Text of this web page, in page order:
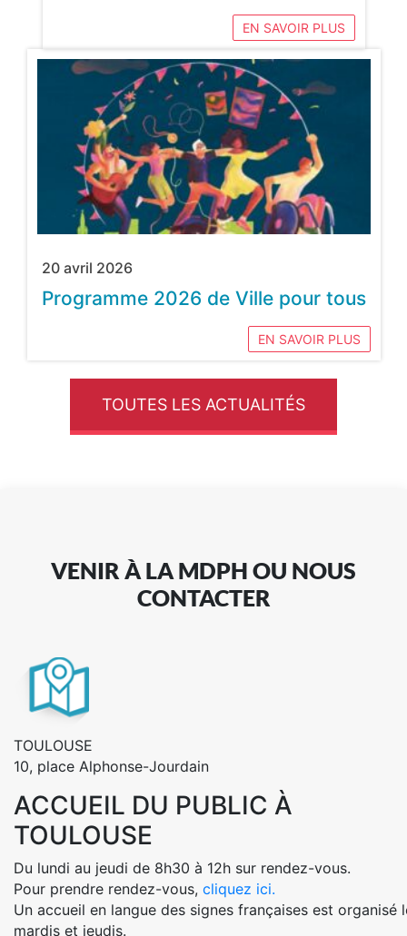
EN SAVOIR PLUS
20 avril 2026
Programme 2026 de Ville pour tous
EN SAVOIR PLUS
TOUTES LES ACTUALITÉS
VENIR À LA MDPH OU NOUS
CONTACTER
TOULOUSE
10, place Alphonse-Jourdain
ACCUEIL DU PUBLIC À
TOULOUSE
Du lundi au jeudi de 8h30 à 12h sur rendez-vous.
Pour prendre rendez-vous, cliquez ici.
Un accueil en langue des signes françaises est organisé
mardis et jeudis.